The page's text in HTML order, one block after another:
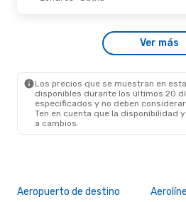
Ver más
Los precios que se muestran en
disponibles durante los últimos 20
especificados y no deben
Ten en cuenta que la disponibilidad
a cambios.
Aeropuerto de destino